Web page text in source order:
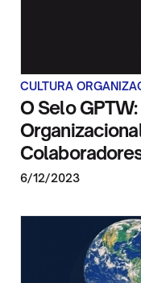
CULTURA
O Selo
6/12/2023